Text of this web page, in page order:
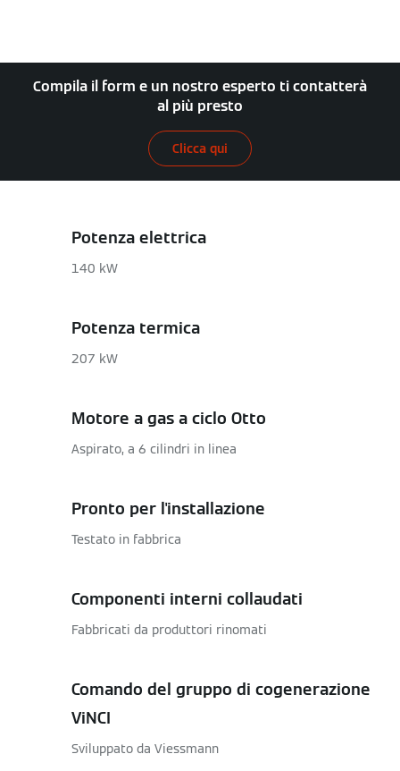
Compila il form e un nostro esperto ti contatterà
al più presto
Clicca qui
Potenza elettrica
140 kW
Potenza termica
207 kW
Motore a gas a ciclo Otto
Aspirato, a 6 cilindri in linea
Pronto per l'installazione
Testato in fabbrica
Componenti interni collaudati
Fabbricati da produttori rinomati
Comando del gruppo di cogenerazione
ViNCI
Sviluppato da Viessmann